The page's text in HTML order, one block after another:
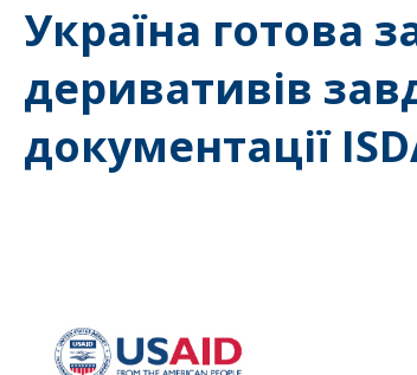
Україна готова
деривативів
документації